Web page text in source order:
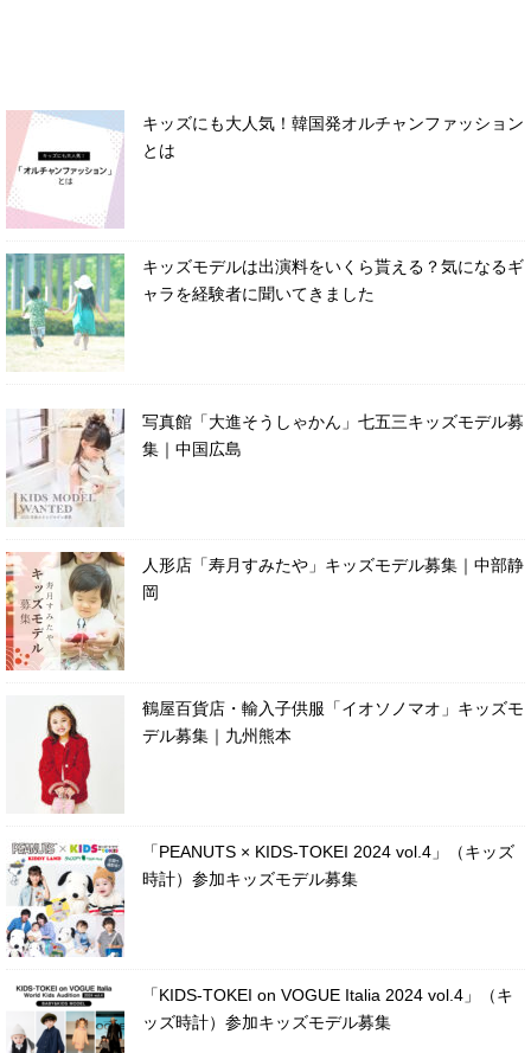
キッズにも大人気！韓国発オルチャンファッション
とは
キッズモデルは出演料をいくら貰える？気になるギ
ャラを経験者に聞いてきました
写真館「大進そうしゃかん」七五三キッズモデル募
集｜中国広島
人形店「寿月すみたや」キッズモデル募集｜中部静
岡
鶴屋百貨店・輸入子供服「イオソノマオ」キッズモ
デル募集｜九州熊本
「PEANUTS × KIDS-TOKEI 2024 vol.4」（キッズ
時計）参加キッズモデル募集
「KIDS-TOKEI on VOGUE Italia 2024 vol.4」（キ
ッズ時計）参加キッズモデル募集